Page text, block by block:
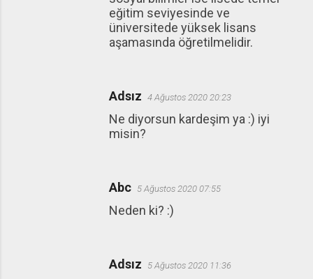
eğitim seviyesinde ve
üniversitede yüksek lisans
aşamasında öğretilmelidir.
Adsız 4 Ağustos 2020 20:23
Ne diyorsun kardeşim ya :) iyi
misin?
Abc 5 Ağustos 2020 07:55
Neden ki? :)
Adsız 5 Ağustos 2020 11:36